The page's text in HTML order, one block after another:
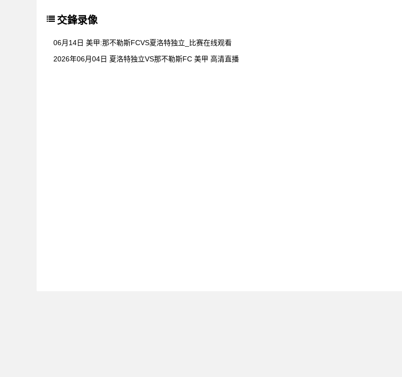
交鋒录像
06月14日 美甲:那不勒斯FCVS夏洛特独立_比赛在线观看
2026年06月04日 夏洛特独立VS那不勒斯FC 美甲 高清直播